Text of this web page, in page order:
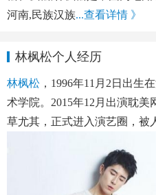
河南,民族汉族...查看详情 》
林枫松个人经历
林枫松 ，1996年11月2日出生
术学院。2015年12月出演耽
草尤其，正式进入演艺圈，被